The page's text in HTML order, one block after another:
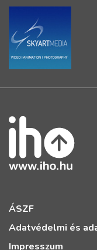
ÁSZF
Adatvédelmi és
Impresszum